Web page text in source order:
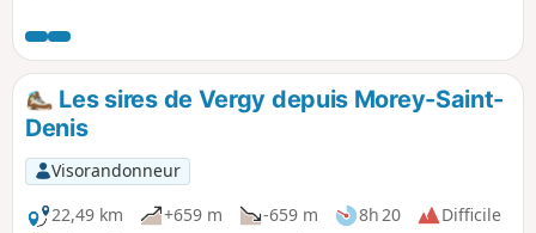
Les sires de Vergy depuis Morey-Saint-
Denis
Visorandonneur
22,49 km
+659 m -659 m 8h 20
Difficile